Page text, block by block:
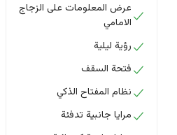
عرض المعلومات على الزجاج
الامامي
رؤية ليلية
فتحة السقف
نظام المفتاح الذكي
مرايا جانبية تدفئة